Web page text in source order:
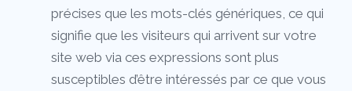
précises que les mots-clés génériques, ce qui
signifie que les visiteurs qui arrivent sur votre
site web via ces expressions sont plus
susceptibles d’être intéressés par ce que vous